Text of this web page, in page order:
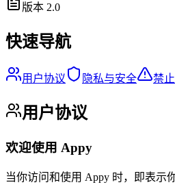
版本 2.0
快速导航
用户协议 隐私与安全 禁
用户协议
欢迎使用 Appy
当你访问和使用 Appy 时，即表示